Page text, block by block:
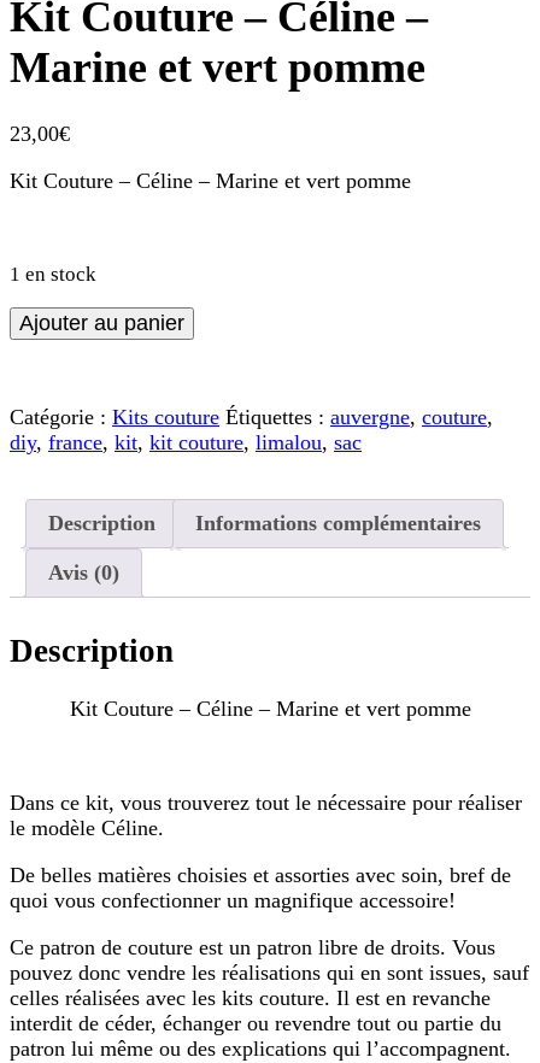
Kit Couture – Céline –
Marine et vert pomme
23,00€
Kit Couture – Céline – Marine et vert pomme
1 en stock
quantité
de
-
Céline
Marine
vert
pomme
Ajouter au panier
Catégorie : Kits couture Étiquettes : auvergne, couture,
diy, france, kit, kit couture, limalou, sac
Description Informations complémentaires
Avis (0)
Description
Kit Couture – Céline – Marine et vert pomme
Dans ce kit, vous trouverez tout le nécessaire pour réaliser
le modèle Céline.
De belles matières choisies et assorties avec soin, bref de
quoi vous confectionner un magnifique accessoire!
Ce patron de couture est un patron libre de droits. Vous
pouvez donc vendre les réalisations qui en sont issues, sauf
celles réalisées avec les kits couture. Il est en revanche
interdit de céder, échanger ou revendre tout ou partie du
patron lui même ou des explications qui l’accompagnent.